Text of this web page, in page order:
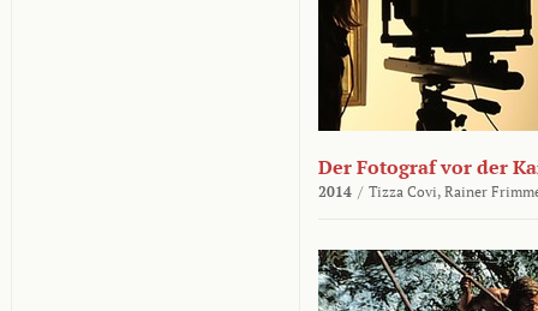
Der Fotograf vor der
2014 / Tizza Covi, Rainer